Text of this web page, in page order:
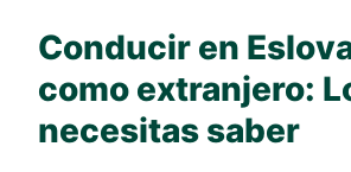
Conducir en
como extranjero:
necesitas saber